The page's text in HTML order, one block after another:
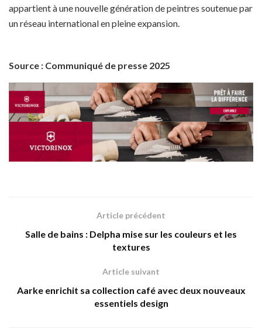
appartient à une nouvelle génération de peintres soutenue par
un réseau international en pleine expansion.
Source : Communiqué de presse 2025
Article précédent
Salle de bains : Delpha mise sur les couleurs et les
textures
Article suivant
Aarke enrichit sa collection café avec deux nouveaux
essentiels design